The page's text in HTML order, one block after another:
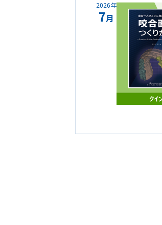
2026年
7月